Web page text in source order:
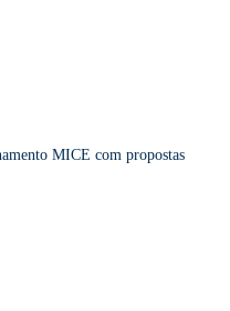
MICE com propostas